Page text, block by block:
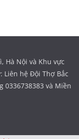
Hà Nội và Khu vực
Liên hệ Đội Thợ Bắc
0336738383 và Miền